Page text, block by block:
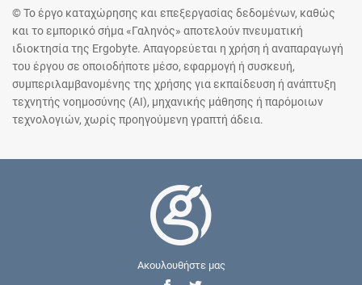
© Το έργο καταχώρησης και επεξεργασίας δεδομένων, καθώς
και το εμπορικό σήμα «Γαληνός» αποτελούν πνευματική
ιδιοκτησία της Ergobyte. Απαγορεύεται η χρήση ή αναπαραγωγή
του έργου σε οποιοδήποτε μέσο, εφαρμογή ή συσκευή,
συμπεριλαμβανομένης της χρήσης για εκπαίδευση ή ανάπτυξη
τεχνητής νοημοσύνης (AI), μηχανικής μάθησης ή παρόμοιων
τεχνολογιών, χωρίς προηγούμενη γραπτή άδεια.
Ακουλουθήστε μας